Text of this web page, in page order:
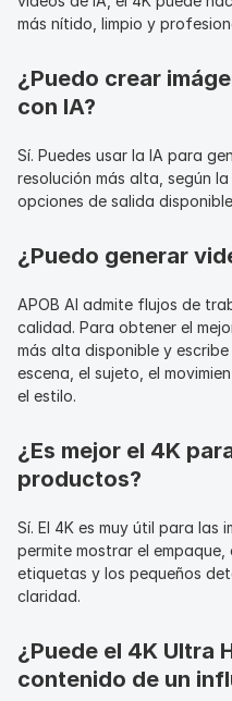
más nítido, limpio y
¿Puedo crear
con IA?
Sí. Puedes usar la IA para
resolución más alta, según
opciones de salida
¿Puedo generar
APOB AI admite flujos de
calidad. Para obtener el
más alta disponible y
escena, el sujeto, el
el estilo.
¿Es mejor el 4K
productos?
Sí. El 4K es muy útil para las
permite mostrar el
etiquetas y los pequeños
claridad.
¿Puede el 4K Ultra
contenido de un